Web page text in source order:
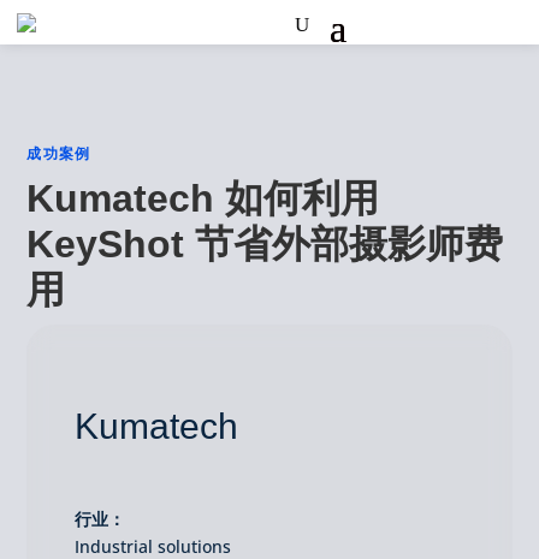
成功案例
Kumatech 如何利用
KeyShot 节省外部摄影师费
用
Kumatech
行业：
Industrial solutions